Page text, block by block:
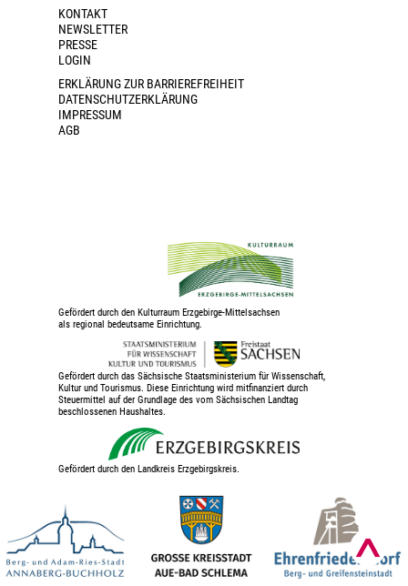
KONTAKT
NEWSLETTER
PRESSE
LOGIN
ERKLÄRUNG ZUR BARRIEREFREIHEIT
DATENSCHUTZERKLÄRUNG
IMPRESSUM
AGB
Gefördert durch den Kulturraum Erzgebirge-Mittelsachsen
als regional bedeutsame Einrichtung.
Gefördert durch das Sächsische Staatsministerium für Wissenschaft,
Kultur und Tourismus. Diese Einrichtung wird mitfinanziert durch
Steuermittel auf der Grundlage des vom Sächsischen Landtag
beschlossenen Haushaltes.
Gefördert durch den Landkreis Erzgebirgskreis.